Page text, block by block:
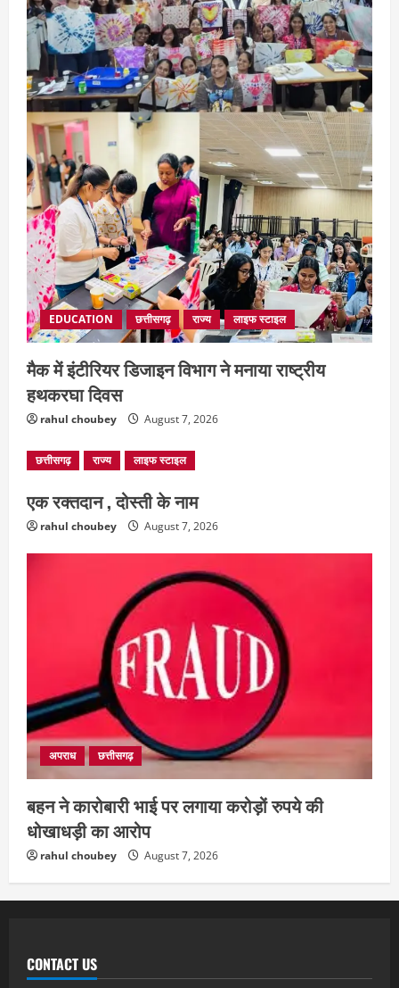
EDUCATION छत्तीसगढ़ राज्य लाइफ स्टाइल
मैक में इंटीरियर डिजाइन विभाग ने मनाया राष्ट्रीय
हथकरघा दिवस
rahul choubey August 7, 2026
छत्तीसगढ़ राज्य लाइफ स्टाइल
एक रक्तदान , दोस्ती के नाम
rahul choubey August 7, 2026
अपराध छत्तीसगढ़
बहन ने कारोबारी भाई पर लगाया करोड़ों रुपये की
धोखाधड़ी का आरोप
rahul choubey August 7, 2026
CONTACT US